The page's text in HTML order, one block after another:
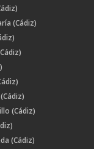
(Cádiz)
(Cádiz)
(Cádiz)